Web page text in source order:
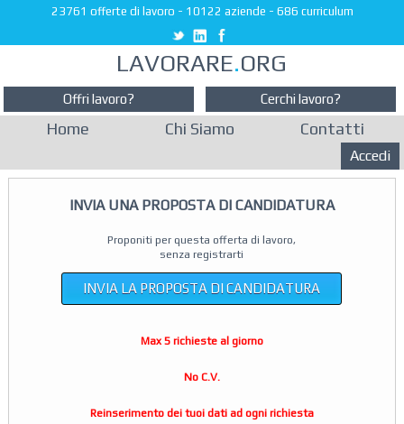
23761 offerte di lavoro - 10122 aziende - 686 curriculum
LAVORARE.ORG
Offri lavoro? Cerchi lavoro?
Home Chi Siamo Contatti
Accedi
INVIA UNA PROPOSTA DI CANDIDATURA
Proponiti per questa offerta di lavoro,
senza registrarti
INVIA LA PROPOSTA DI CANDIDATURA
Max 5 richieste al giorno
No C.V.
Reinserimento dei tuoi dati ad ogni richiesta